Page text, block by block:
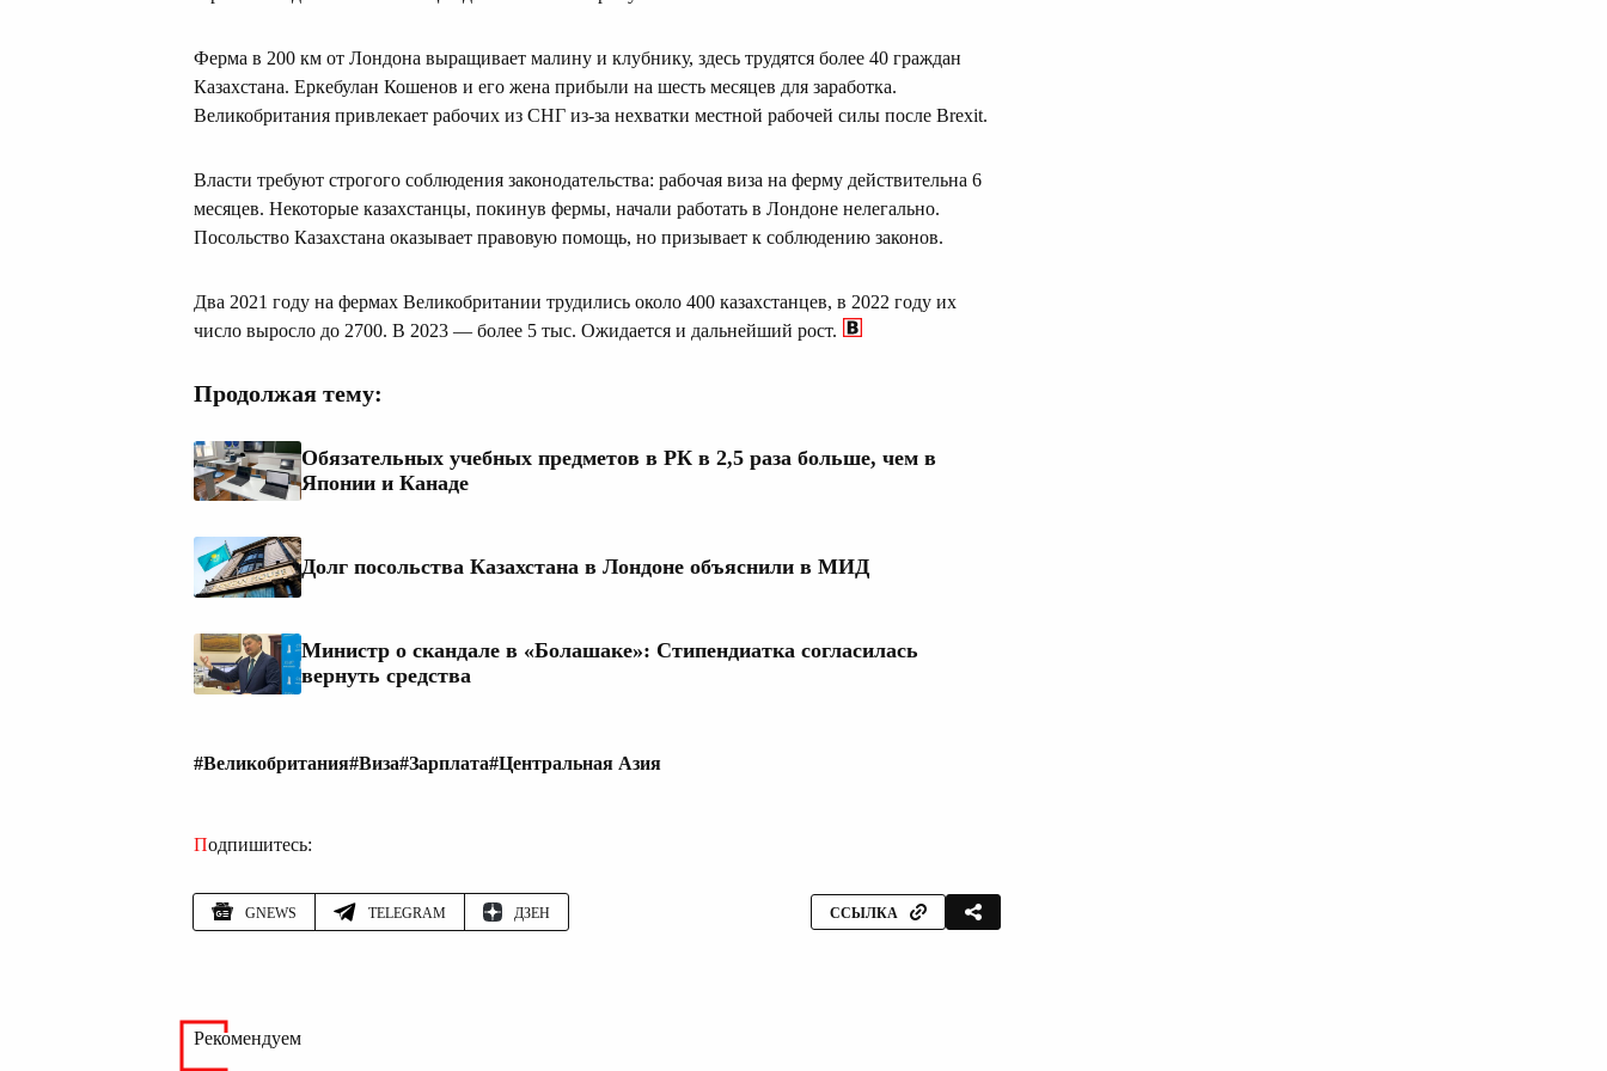
Ферма в 200 км от Лондона выращивает малину и клубнику, здесь трудятся более 40 граждан
Казахстана. Еркебулан Кошенов и его жена прибыли на шесть месяцев для заработка.
Великобритания привлекает рабочих из СНГ из-за нехватки местной рабочей силы после Brexit.
Власти требуют строгого соблюдения законодательства: рабочая виза на ферму действительна 6
месяцев. Некоторые казахстанцы, покинув фермы, начали работать в Лондоне нелегально.
Посольство Казахстана оказывает правовую помощь, но призывает к соблюдению законов.
Два 2021 году на фермах Великобритании трудились около 400 казахстанцев, в 2022 году их
число выросло до 2700. В 2023 — более 5 тыс. Ожидается и дальнейший рост.
Продолжая тему:
Обязательных учебных предметов в РК в 2,5 раза больше, чем в
Японии и Канаде
Долг посольства Казахстана в Лондоне объяснили в МИД
Министр о скандале в «Болашаке»: Стипендиатка согласилась
вернуть средства
#Великобритания#Виза#Зарплата#Центральная Азия
Подпишитесь:
GNEWS TELEGRAM ДЗЕН ССЫЛКА
Рекомендуем